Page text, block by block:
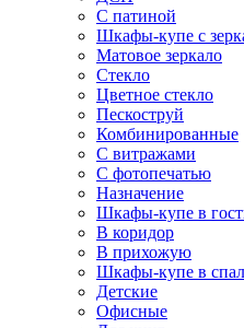
С патиной
Шкафы-купе с
Матовое зеркало
Стекло
Цветное стекло
Пескоструй
Комбинированные
С витражами
С фотопечатью
Назначение
Шкафы-купе в
В коридор
В прихожую
Шкафы-купе в
Детские
Офисные